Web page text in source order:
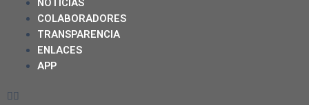
COLABORADORES
TRANSPARENCIA
ENLACES
APP